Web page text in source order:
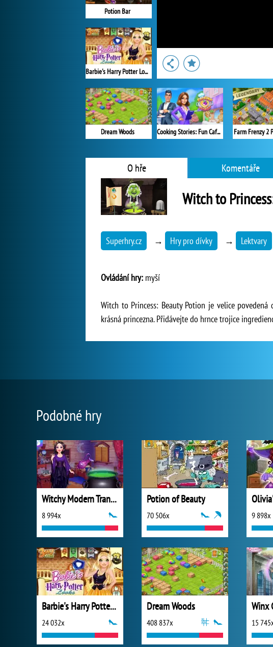
Potion Bar
Barbie's Harry Potter Looks
Dream Woods Cooking Stories: Fun Cafe Game Farm Frenzy 2
O hře Komentáře
Witch to
Superhry.cz → Hry pro dívky → Lektvary
Ovládání hry: myší
Witch to Princess: Beauty Potion je velice
krásná princezna. Přidávejte do hrnce trojice
Podobné hry
Witchy Modern Transformation
8 994x
Potion of Beauty
70 506x 9 898x
Barbie's Harry Potter Looks
24 032x
Dream Woods
408 837x 15